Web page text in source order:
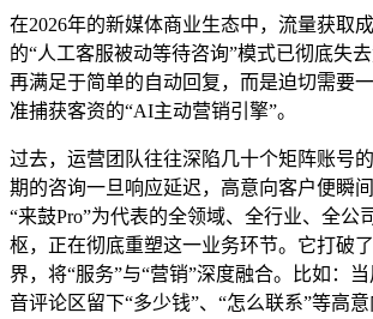
在2026年的新媒体商业生态中，流量获取
的“人工客服被动等待咨询”模式已彻底失
再满足于简单的自动回复，而是迫切需要
准捕获客资的“AI主动营销引擎”。
过去，运营团队往往深陷几十个矩阵账号
期的咨询一旦响应延迟，高意向客户便瞬
“来鼓Pro”为代表的全领域、全行业、全公
枢，正在彻底重塑这一业务环节。它打破
界，将“服务”与“营销”深度融合。比如：
音评论区留下“多少钱”、“怎么联系”等高